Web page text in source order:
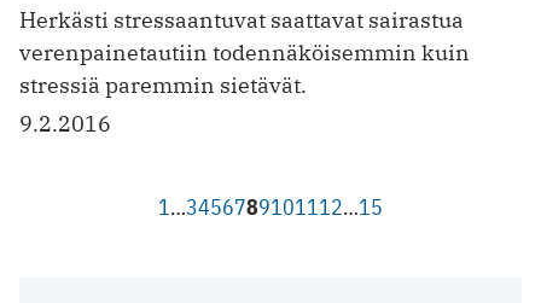
Herkästi stressaantuvat saattavat sairastua
verenpainetautiin todennäköisemmin kuin
stressiä paremmin sietävät.
9.2.2016
1…3456789101112…15